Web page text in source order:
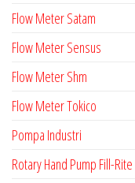
Flow Meter Satam
Flow Meter Sensus
Flow Meter Shm
Flow Meter Tokico
Pompa Industri
Rotary Hand Pump Fill-Rite